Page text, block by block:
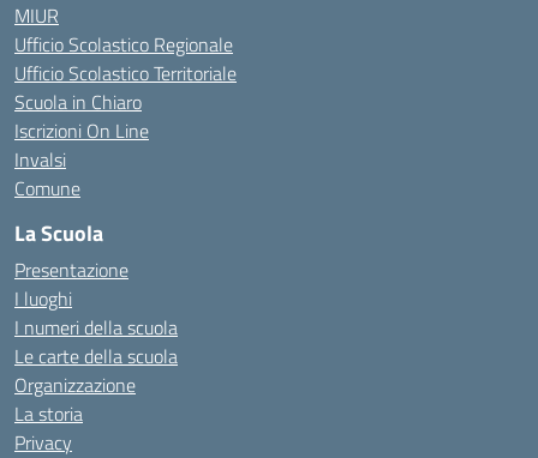
MIUR
Ufficio Scolastico Regionale
Ufficio Scolastico Territoriale
Scuola in Chiaro
Iscrizioni On Line
Invalsi
Comune
La Scuola
Presentazione
I luoghi
I numeri della scuola
Le carte della scuola
Organizzazione
La storia
Privacy